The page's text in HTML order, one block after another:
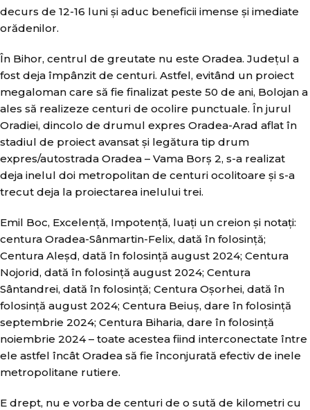
decurs de 12-16 luni și aduc beneficii imense și imediate
orădenilor.
În Bihor, centrul de greutate nu este Oradea. Județul a
fost deja împânzit de centuri. Astfel, evitând un proiect
megaloman care să fie finalizat peste 50 de ani, Bolojan a
ales să realizeze centuri de ocolire punctuale. În jurul
Oradiei, dincolo de drumul expres Oradea-Arad aflat în
stadiul de proiect avansat și legătura tip drum
expres/autostrada Oradea – Vama Borș 2, s-a realizat
deja inelul doi metropolitan de centuri ocolitoare și s-a
trecut deja la proiectarea inelului trei.
Emil Boc, Excelență, Impotență, luați un creion și notați:
centura Oradea-Sânmartin-Felix, dată în folosință;
Centura Aleșd, dată în folosință august 2024; Centura
Nojorid, dată în folosință august 2024; Centura
Sântandrei, dată în folosință; Centura Oșorhei, dată în
folosință august 2024; Centura Beiuș, dare în folosință
septembrie 2024; Centura Biharia, dare în folosință
noiembrie 2024 – toate acestea fiind interconectate între
ele astfel încât Oradea să fie înconjurată efectiv de inele
metropolitane rutiere.
E drept, nu e vorba de centuri de o sută de kilometri cu